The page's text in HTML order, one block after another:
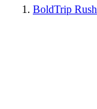
BoldTrip Rush